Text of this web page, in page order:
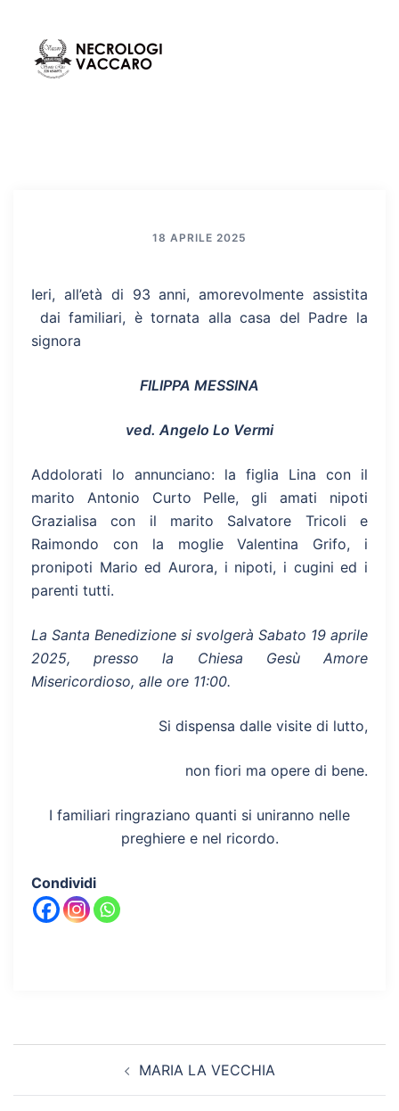
contenuto
18 APRILE 2025
Ieri, all’età di 93 anni, amorevolmente assistita
dai familiari, è tornata alla casa del Padre la
signora
FILIPPA MESSINA
ved. Angelo Lo Vermi
Addolorati lo annunciano: la figlia Lina con il
marito Antonio Curto Pelle, gli amati nipoti
Grazialisa con il marito Salvatore Tricoli e
Raimondo con la moglie Valentina Grifo, i
pronipoti Mario ed Aurora, i nipoti, i cugini ed i
parenti tutti.
La Santa Benedizione si svolgerà Sabato 19 aprile
2025, presso la Chiesa Gesù Amore
Misericordioso, alle ore 11:00.
Si dispensa dalle visite di lutto,
non fiori ma opere di bene.
I familiari ringraziano quanti si uniranno nelle
preghiere e nel ricordo.
Condividi
MARIA LA VECCHIA